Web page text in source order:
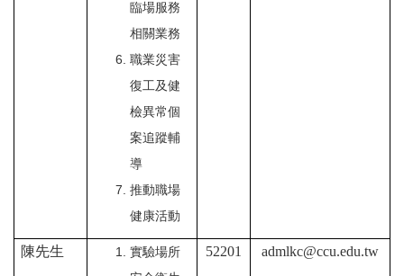
臨場服務
相關業務
職業災害
復工及健
檢異常個
案追蹤輔
導
推動職場
健康活動
陳先生
實驗場所
52201 admlkc@ccu.edu.tw